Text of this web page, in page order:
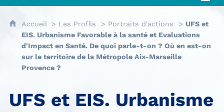
Accueil Les Profils Portraits d'actions
UFS et
EIS. Urbanisme Favorable à la santé et Evaluations
d'Impact en Santé. De quoi parle-t-on ? Où en est-on
sur le territoire de la Métropole Aix-Marseille
Provence ?
UFS et EIS. Urbanisme